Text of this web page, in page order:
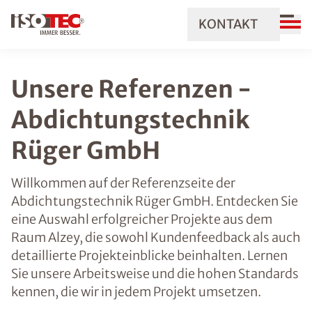
KONTAKT
Unsere Referenzen -
Abdichtungstechnik
Rüger GmbH
Willkommen auf der Referenzseite der
Abdichtungstechnik Rüger GmbH. Entdecken Sie
eine Auswahl erfolgreicher Projekte aus dem
Raum Alzey, die sowohl Kundenfeedback als auch
detaillierte Projekteinblicke beinhalten. Lernen
Sie unsere Arbeitsweise und die hohen Standards
kennen, die wir in jedem Projekt umsetzen.